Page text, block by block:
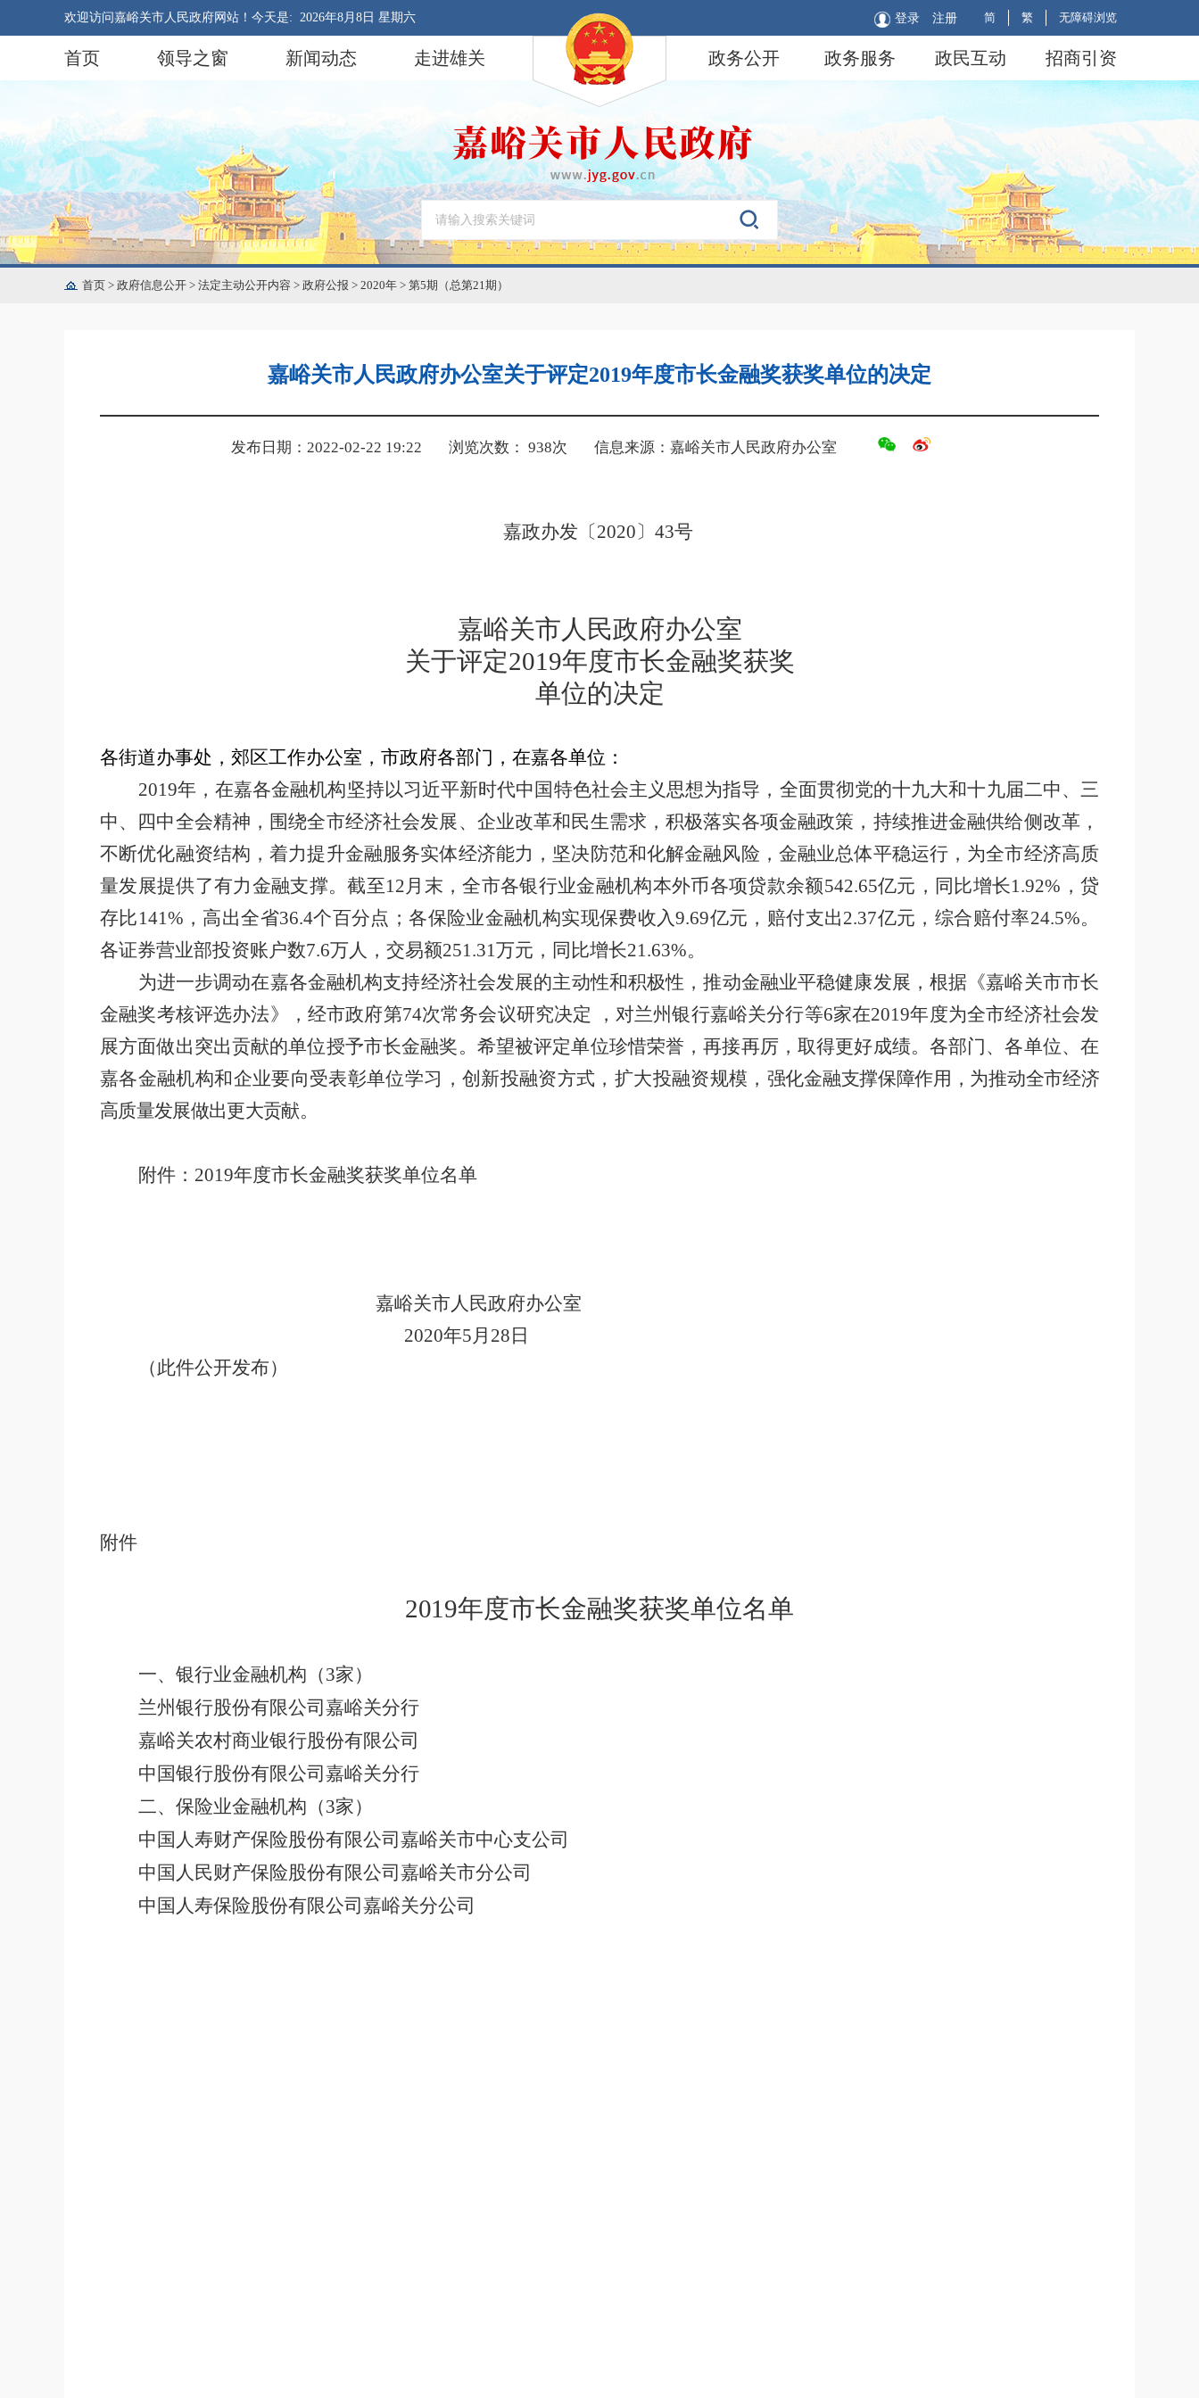
欢迎访问嘉峪关市人民政府网站！今天是: 2026年8月8日 星期六 简 繁 无障碍浏览
登录 注册
首页 领导之窗 新闻动态 走进雄关 政务公开 政务服务 政民互动 招商引资
首页 > 政府信息公开 > 法定主动公开内容 > 政府公报 > 2020年 > 第5期（总第21期）
嘉峪关市人民政府办公室关于评定2019年度市长金融奖获奖单位的决定
发布日期：2022-02-22 19:22 浏览次数： 938次 信息来源：嘉峪关市人民政府办公室
嘉政办发〔2020〕 43号
嘉峪关市人民政府办公室
关于评定2019年度市长金融奖获奖
单位的决定
各街道办事处，郊区工作办公室，市政府各部门，在嘉各单位：
2019年，在嘉各金融机构坚持以习近平新时代中国特色社会主义思想为指导，全面贯彻党的十九大和十九届二中、三
中、四中全会精神，围绕全市经济社会发展、企业改革和民生需求，积极落实各项金融政策，持续推进金融供给侧改革，
不断优化融资结构，着力提升金融服务实体经济能力，坚决防范和化解金融风险，金融业总体平稳运行，为全市经济高质
量发展提供了有力金融支撑。截至12月末，全市各银行业金融机构本外币各项贷款余额542.65亿元，同比增长1.92% ，贷
存比141% ，高出全省36.4个百分点；各保险业金融机构实现保费收入9.69亿元，赔付支出2.37亿元，综合赔付率24.5%。
各证券营业部投资账户数7.6万人，交易额251.31万元，同比增长21.63%。
为进一步调动在嘉各金融机构支持经济社会发展的主动性和积极性，推动金融业平稳健康发展，根据《嘉峪关市市长
金融奖考核评选办法》，经市政府第74次常务会议研究决定 ，对兰州银行嘉峪关分行等6家在2019年度为全市经济社会发
展方面做出突出贡献的单位授予市长金融奖。希望被评定单位珍惜荣誉，再接再厉，取得更好成绩。各部门、各单位、在
嘉各金融机构和企业要向受表彰单位学习，创新投融资方式，扩大投融资规模， 强化金融支撑保障作用，为推动全市经济
高质量发展做出更大贡献。
附件： 2019年度市长金融奖获奖单位名单
嘉峪关市人民政府办公室
2020年5月 28 日
（此件公开发布）
附件
2019年度市长金融奖获奖单位名单
一、银行业金融机构（3家）
兰州银行股份有限公司嘉峪关分行
嘉峪关农村商业银行股份有限公司
中国银行股份有限公司嘉峪关分行
二、保险业金融机构（3家）
中国人寿财产保险股份有限公司嘉峪关市中心支公司
中国人民财产保险股份有限公司嘉峪关市分公司
中国人寿保险股份有限公司嘉峪关分公司